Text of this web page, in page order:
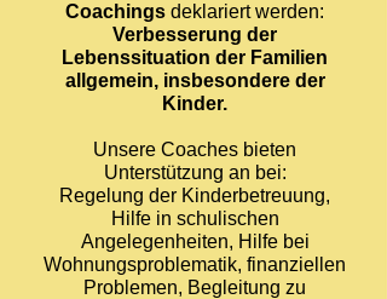
Coachings deklariert werden:
Verbesserung der
Lebenssituation der Familien
allgemein, insbesondere der
Kinder.
Unsere Coaches bieten
Unterstützung an bei:
Regelung der Kinderbetreuung,
Hilfe in schulischen
Angelegenheiten, Hilfe bei
Wohnungsproblematik, finanziellen
Problemen, Begleitung zu